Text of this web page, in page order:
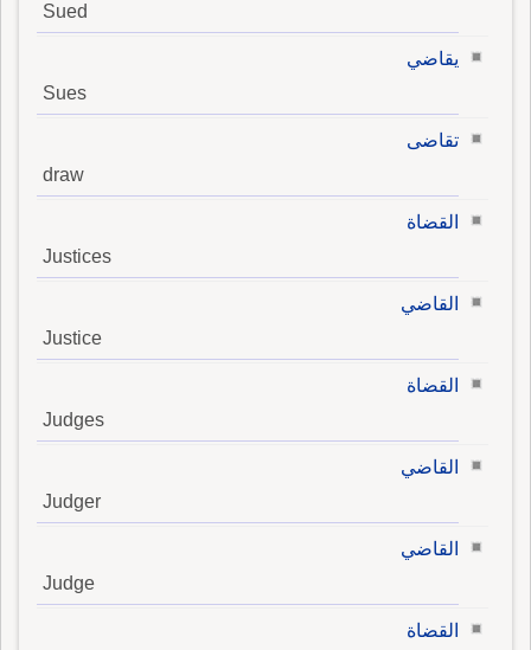
Sued
يقاضي
Sues
تقاضى
draw
القضاة
Justices
القاضي
Justice
القضاة
Judges
القاضي
Judger
القاضي
Judge
القضاة